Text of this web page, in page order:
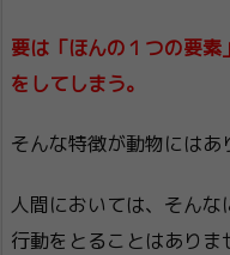
要は「ほんの１つの要
をしてしまう。
そんな特徴が動物にはあ
人間においては、そんな
行動をとることはあり